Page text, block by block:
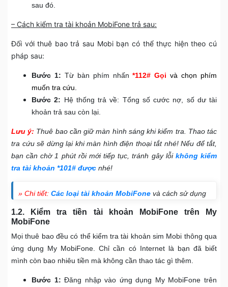
sau đó.
– Cách kiểm tra tài khoản MobiFone trả sau:
Đối với thuê bao trả sau Mobi bạn có thể thực hiện theo cú
pháp sau:
Bước 1: Từ bàn phím nhấn*112# Gọivà chọn phím
muốn tra cứu.
Bước 2: Hệ thống trả về: Tổng số cước nợ, số dư tài
khoản trả sau còn lại.
Lưu ý: Thuê bao cần giữ màn hình sáng khi kiểm tra. Thao tác
tra cứu sẽ dừng lại khi màn hình điện thoại tắt nhé! Nếu để tắt,
bạn cần chờ 1 phút rồi mới tiếp tục, tránh gây lỗi không kiểm
tra tài khoản *101# được nhé!
» Chi tiết: Các loại tài khoản MobiFone và cách sử dụng
1.2. Kiểm tra tiền tài khoản MobiFone trên My
MobiFone
Mọi thuê bao đều có thể kiểm tra tài khoản sim Mobi thông qua
ứng dụng My MobiFone. Chỉ cần có Internet là bạn đã biết
mình còn bao nhiêu tiền mà không cần thao tác gì thêm.
Bước 1: Đăng nhập vào ứng dụng My MobiFone trên